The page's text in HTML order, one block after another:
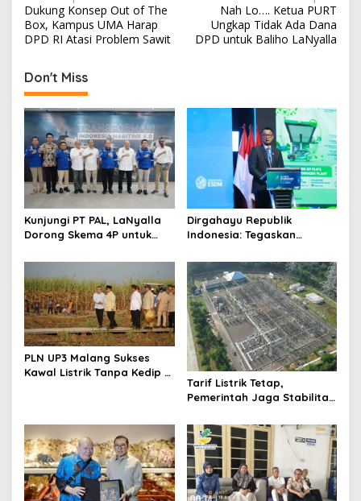
o
s
t
n
a
v
i
g
a
t
o
n
Dukung Konsep Out of The
Box, Kampus UMA Harap
DPD RI Atasi Problem Sawit
Nah Lo…. Ketua PURT
Ungkap Tidak Ada Dana
DPD untuk Baliho LaNyalla
Don't Miss
Kunjungi PT PAL, LaNyalla
Dorong Skema 4P untuk
Nasional
Dirgahayu Republik
Indonesia: Tegaskan
Ekosistem Hidrogen
Nasional
PLN UP3 Malang Sukses
Kawal Listrik Tanpa Kedip di
Tarif Listrik Tetap,
Pemerintah Jaga Stabilitas